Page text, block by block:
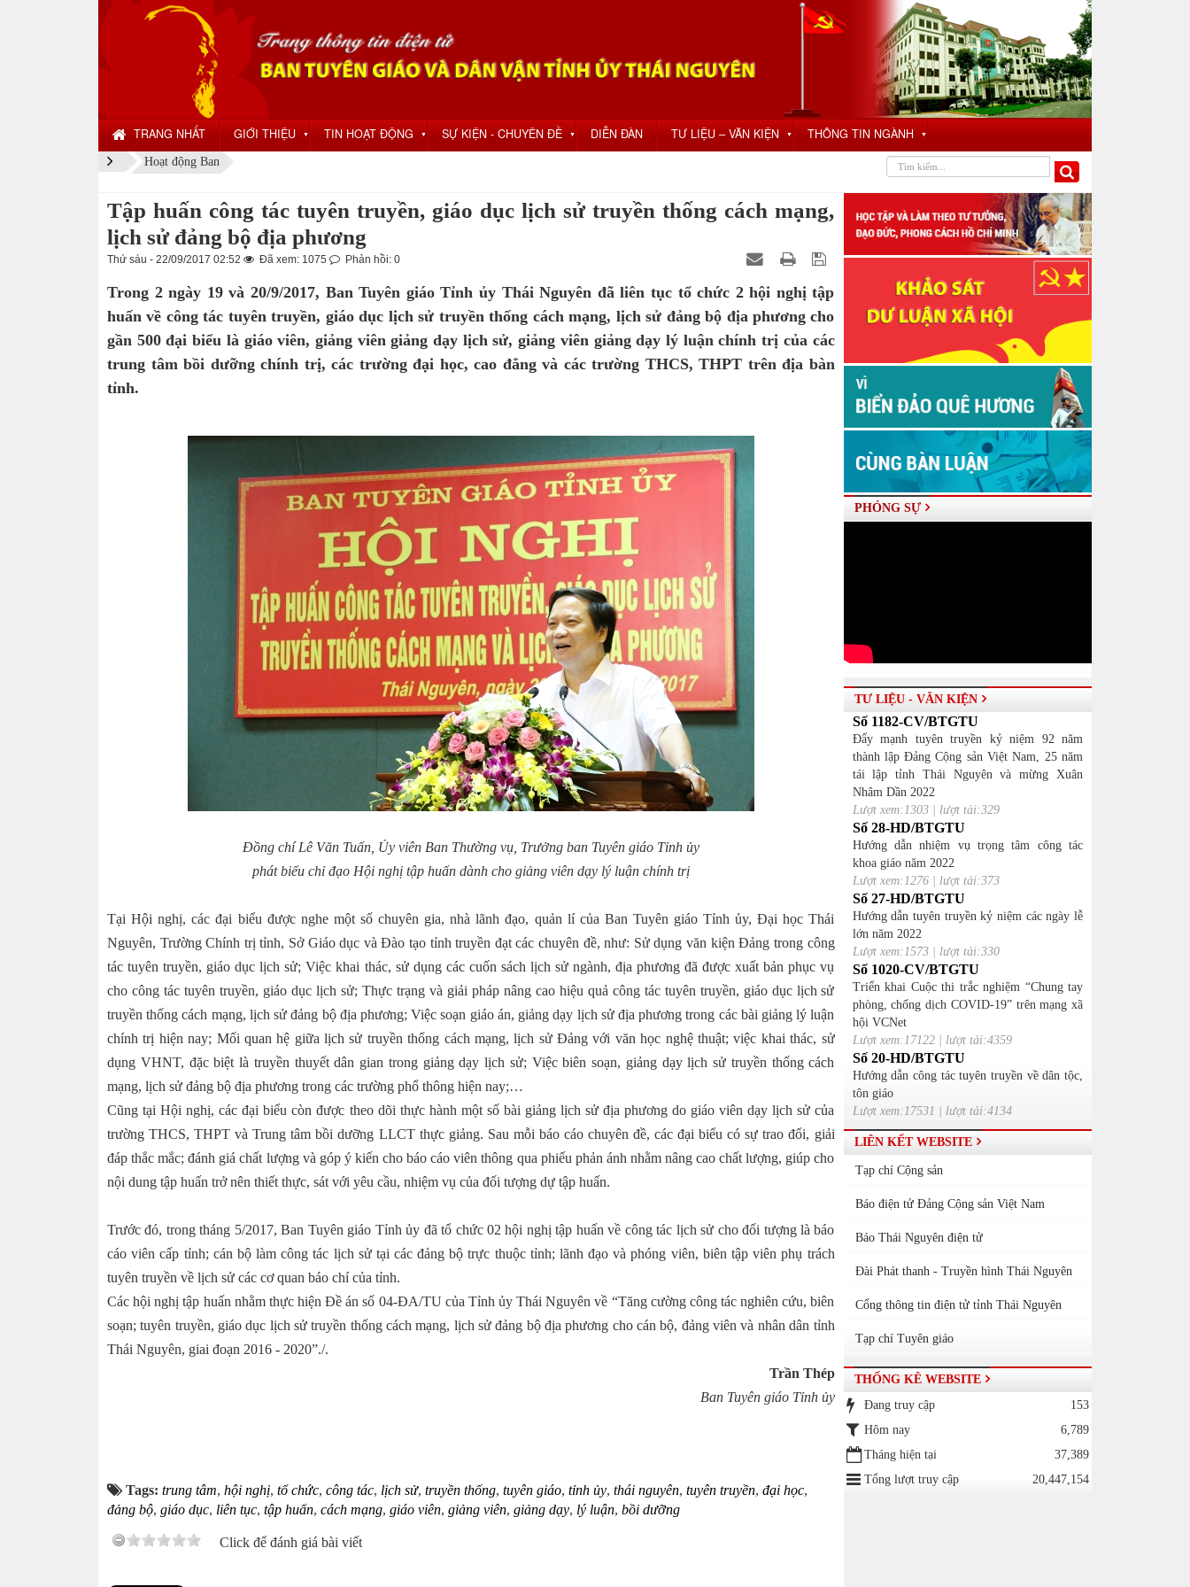
TRANG NHẤT GIỚI THIỆU ▼ TIN HOẠT ĐỘNG ▼ SỰ KIỆN - CHUYÊN ĐỀ ▼ DIỄN ĐÀN TƯ LIỆU – VĂN KIỆN ▼ THÔNG TIN NGÀNH ▼
Hoạt động Ban
Tập huấn công tác tuyên truyền, giáo dục lịch sử truyền thống cách mạng,
lịch sử đảng bộ địa phương
Thứ sáu - 22/09/2017 02:52 Đã xem: 1075 Phản hồi: 0
Trong 2 ngày 19 và 20/9/2017, Ban Tuyên giáo Tỉnh ủy Thái Nguyên đã liên tục tổ chức 2 hội nghị tập
huấn về công tác tuyên truyền, giáo dục lịch sử truyền thống cách mạng, lịch sử đảng bộ địa phương cho
gần 500 đại biểu là giáo viên, giảng viên giảng dạy lịch sử, giảng viên giảng dạy lý luận chính trị của các
trung tâm bồi dưỡng chính trị, các trường đại học, cao đẳng và các trường THCS, THPT trên địa bàn
tỉnh.
Đồng chí Lê Văn Tuấn, Ủy viên Ban Thường vụ, Trưởng ban Tuyên giáo Tỉnh ủy
phát biểu chỉ đạo Hội nghị tập huấn dành cho giảng viên dạy lý luận chính trị
Tại Hội nghị, các đại biểu được nghe một số chuyên gia, nhà lãnh đạo, quản lí của Ban Tuyên giáo Tỉnh ủy, Đại học Thái
Nguyên, Trường Chính trị tỉnh, Sở Giáo dục và Đào tạo tỉnh truyền đạt các chuyên đề, như: Sử dụng văn kiện Đảng trong công
tác tuyên truyền, giáo dục lịch sử; Việc khai thác, sử dụng các cuốn sách lịch sử ngành, địa phương đã được xuất bản phục vụ
cho công tác tuyên truyền, giáo dục lịch sử; Thực trạng và giải pháp nâng cao hiệu quả công tác tuyên truyền, giáo dục lịch sử
truyền thống cách mạng, lịch sử đảng bộ địa phương; Việc soạn giáo án, giảng dạy lịch sử địa phương trong các bài giảng lý luận
chính trị hiện nay; Mối quan hệ giữa lịch sử truyền thống cách mạng, lịch sử Đảng với văn học nghệ thuật; việc khai thác, sử
dụng VHNT, đặc biệt là truyền thuyết dân gian trong giảng dạy lịch sử; Việc biên soạn, giảng dạy lịch sử truyền thống cách
mạng, lịch sử đảng bộ địa phương trong các trường phổ thông hiện nay;…
Cũng tại Hội nghị, các đại biểu còn được theo dõi thực hành một số bài giảng lịch sử địa phương do giáo viên dạy lịch sử của
trường THCS, THPT và Trung tâm bồi dưỡng LLCT thực giảng. Sau mỗi báo cáo chuyên đề, các đại biểu có sự trao đổi, giải
đáp thắc mắc; đánh giá chất lượng và góp ý kiến cho báo cáo viên thông qua phiếu phản ánh nhằm nâng cao chất lượng, giúp cho
nội dung tập huấn trở nên thiết thực, sát với yêu cầu, nhiệm vụ của đối tượng dự tập huấn.
Trước đó, trong tháng 5/2017, Ban Tuyên giáo Tỉnh ủy đã tổ chức 02 hội nghị tập huấn về công tác lịch sử cho đối tượng là báo
cáo viên cấp tỉnh; cán bộ làm công tác lịch sử tại các đảng bộ trực thuộc tỉnh; lãnh đạo và phóng viên, biên tập viên phụ trách
tuyên truyền về lịch sử các cơ quan báo chí của tỉnh.
Các hội nghị tập huấn nhằm thực hiện Đề án số 04-ĐA/TU của Tỉnh ủy Thái Nguyên về “Tăng cường công tác nghiên cứu, biên
soạn; tuyên truyền, giáo dục lịch sử truyền thống cách mạng, lịch sử đảng bộ địa phương cho cán bộ, đảng viên và nhân dân tỉnh
Thái Nguyên, giai đoạn 2016 - 2020”./.
Trần Thép
Ban Tuyên giáo Tỉnh ủy
Tags: trung tâm, hội nghị, tổ chức, công tác, lịch sử, truyền thống, tuyên giáo, tỉnh ủy, thái nguyên, tuyên truyền, đại học,
đảng bộ, giáo dục, liên tục, tập huấn, cách mạng, giáo viên, giảng viên, giảng dạy, lý luận, bồi dưỡng
Click để đánh giá bài viết
PHÓNG SỰ
TƯ LIỆU - VĂN KIỆN
Số 1182-CV/BTGTU
Đẩy mạnh tuyên truyền kỷ niệm 92 năm
thành lập Đảng Cộng sản Việt Nam, 25 năm
tái lập tỉnh Thái Nguyên và mừng Xuân
Nhâm Dần 2022
Lượt xem:1303 | lượt tải:329
Số 28-HD/BTGTU
Hướng dẫn nhiệm vụ trọng tâm công tác
khoa giáo năm 2022
Lượt xem:1276 | lượt tải:373
Số 27-HD/BTGTU
Hướng dẫn tuyên truyền kỷ niệm các ngày lễ
lớn năm 2022
Lượt xem:1573 | lượt tải:330
Số 1020-CV/BTGTU
Triển khai Cuộc thi trắc nghiệm “Chung tay
phòng, chống dịch COVID-19” trên mạng xã
hội VCNet
Lượt xem:17122 | lượt tải:4359
Số 20-HD/BTGTU
Hướng dẫn công tác tuyên truyền về dân tộc,
tôn giáo
Lượt xem:17531 | lượt tải:4134
LIÊN KẾT WEBSITE
Tạp chí Cộng sản
Báo điện tử Đảng Cộng sản Việt Nam
Báo Thái Nguyên điện tử
Đài Phát thanh - Truyền hình Thái Nguyên
Cổng thông tin điện tử tỉnh Thái Nguyên
Tạp chí Tuyên giáo
THỐNG KÊ WEBSITE
Đang truy cập
153
Hôm nay
6,789
Tháng hiện tại
37,389
Tổng lượt truy cập
20,447,154